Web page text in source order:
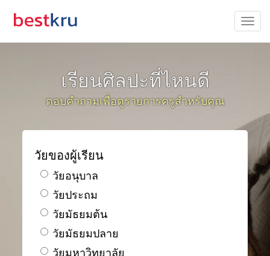
เรียนศิลปะที่ไหนดี
ตอบคำถามเพื่อดูรายการครูสำหรับคุณ
วัยของผู้เรียน
วัยอนุบาล
วัยประถม
วัยมัธยมต้น
วัยมัธยมปลาย
วัยมหาวิทยาลัย